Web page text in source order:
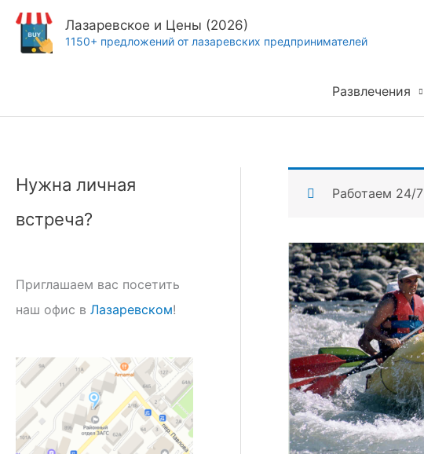
Перейти
содержимому
Лазаревское и Цены (2026)
1150+ предложений от лазаревских предпринимателей
Развлечения
Нужна личная
встреча?
Приглашаем вас посетить
наш офис в Лазаревском!
Работаем 24/7